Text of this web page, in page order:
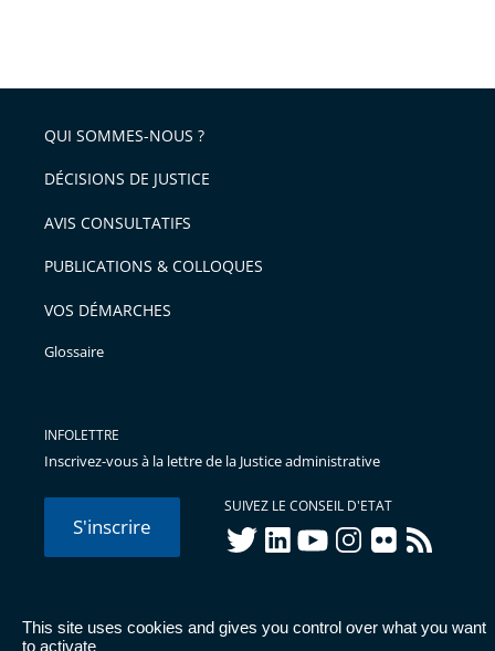
This site uses cookies and gives you control over what you want
to activate
QUI SOMMES-NOUS ?
DÉCISIONS DE JUSTICE
AVIS CONSULTATIFS
PUBLICATIONS & COLLOQUES
VOS DÉMARCHES
Glossaire
INFOLETTRE
Inscrivez-vous à la lettre de la Justice administrative
S'inscrire
SUIVEZ LE CONSEIL D'ETAT
twitterlinkedInyoutubeinstagram
flickr rss
© Conseil d'État 2026 - Mentions légales
Données